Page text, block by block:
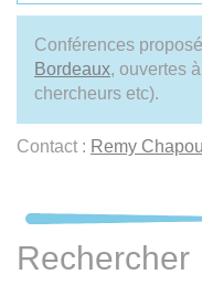
Conférences
Bordeaux, ouvertes
chercheurs etc).
Contact : Remy
Rechercher